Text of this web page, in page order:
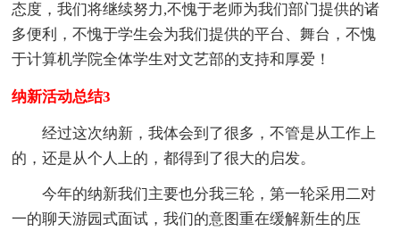
态度，我们将继续努力,不愧于老师为我们部门提供的诸
多便利，不愧于学生会为我们提供的平台、舞台，不愧
于计算机学院全体学生对文艺部的支持和厚爱！
纳新活动总结3
经过这次纳新，我体会到了很多，不管是从工作上
的，还是从个人上的，都得到了很大的启发。
今年的纳新我们主要也分我三轮，第一轮采用二对
一的聊天游园式面试，我们的意图重在缓解新生的压